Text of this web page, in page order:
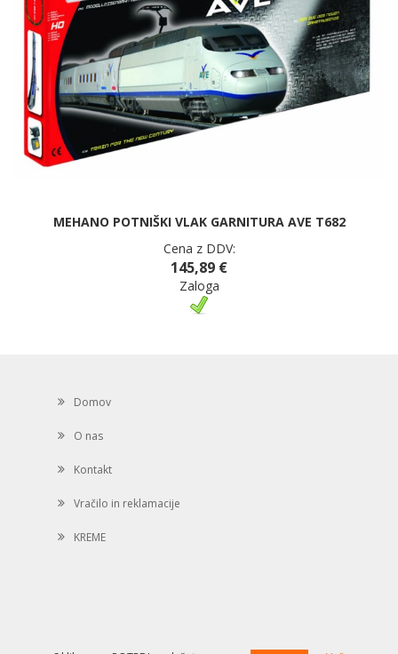
MEHANO POTNIŠKI VLAK GARNITURA AVE T682
Cena z DDV:
145,89 €
Zaloga
Domov
O nas
Kontakt
Vračilo in reklamacije
KREME